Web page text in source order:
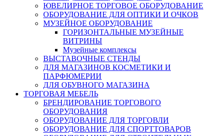
ЮВЕЛИРНОЕ ТОРГОВОЕ ОБОРУДОВАНИЕ
ОБОРУДОВАНИЕ ДЛЯ ОПТИКИ И ОЧКОВ
МУЗЕЙНОЕ ОБОРУДОВАНИЕ
ГОРИЗОНТАЛЬНЫЕ МУЗЕЙНЫЕ
ВИТРИНЫ
Музейные комплексы
ВЫСТАВОЧНЫЕ СТЕНДЫ
ДЛЯ МАГАЗИНОВ КОСМЕТИКИ И
ПАРФЮМЕРИИ
ДЛЯ ОБУВНОГО МАГАЗИНА
ТОРГОВАЯ МЕБЕЛЬ
БРЕНДИРОВАНИЕ ТОРГОВОГО
ОБОРУДОВАНИЯ
ОБОРУДОВАНИЕ ДЛЯ ТОРГОВЛИ
ОБОРУДОВАНИЕ ДЛЯ СПОРТТОВАРОВ